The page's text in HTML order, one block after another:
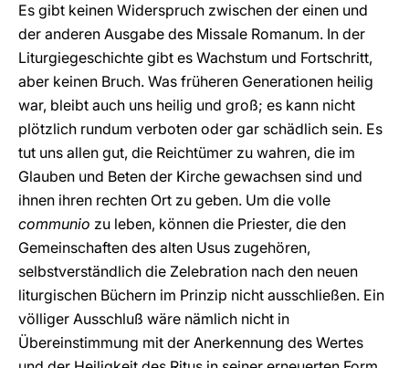
Es gibt keinen Widerspruch zwischen der einen und
der anderen Ausgabe des Missale Romanum. In der
Liturgiegeschichte gibt es Wachstum und Fortschritt,
aber keinen Bruch. Was früheren Generationen heilig
war, bleibt auch uns heilig und groß; es kann nicht
plötzlich rundum verboten oder gar schädlich sein. Es
tut uns allen gut, die Reichtümer zu wahren, die im
Glauben und Beten der Kirche gewachsen sind und
ihnen ihren rechten Ort zu geben. Um die volle
communio zu leben, können die Priester, die den
Gemeinschaften des alten Usus zugehören,
selbstverständlich die Zelebration nach den neuen
liturgischen Büchern im Prinzip nicht ausschließen. Ein
völliger Ausschluß wäre nämlich nicht in
Übereinstimmung mit der Anerkennung des Wertes